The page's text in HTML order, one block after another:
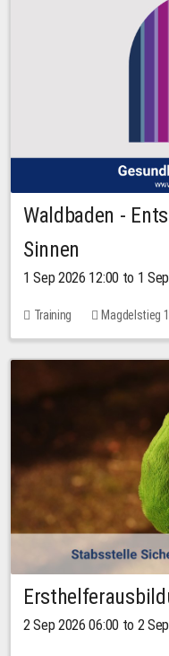
Waldbaden -
Sinnen
1 Sep 2026 12:00 to 1
Training Magdelstieg
2 Sep 2026 06:00 to 2